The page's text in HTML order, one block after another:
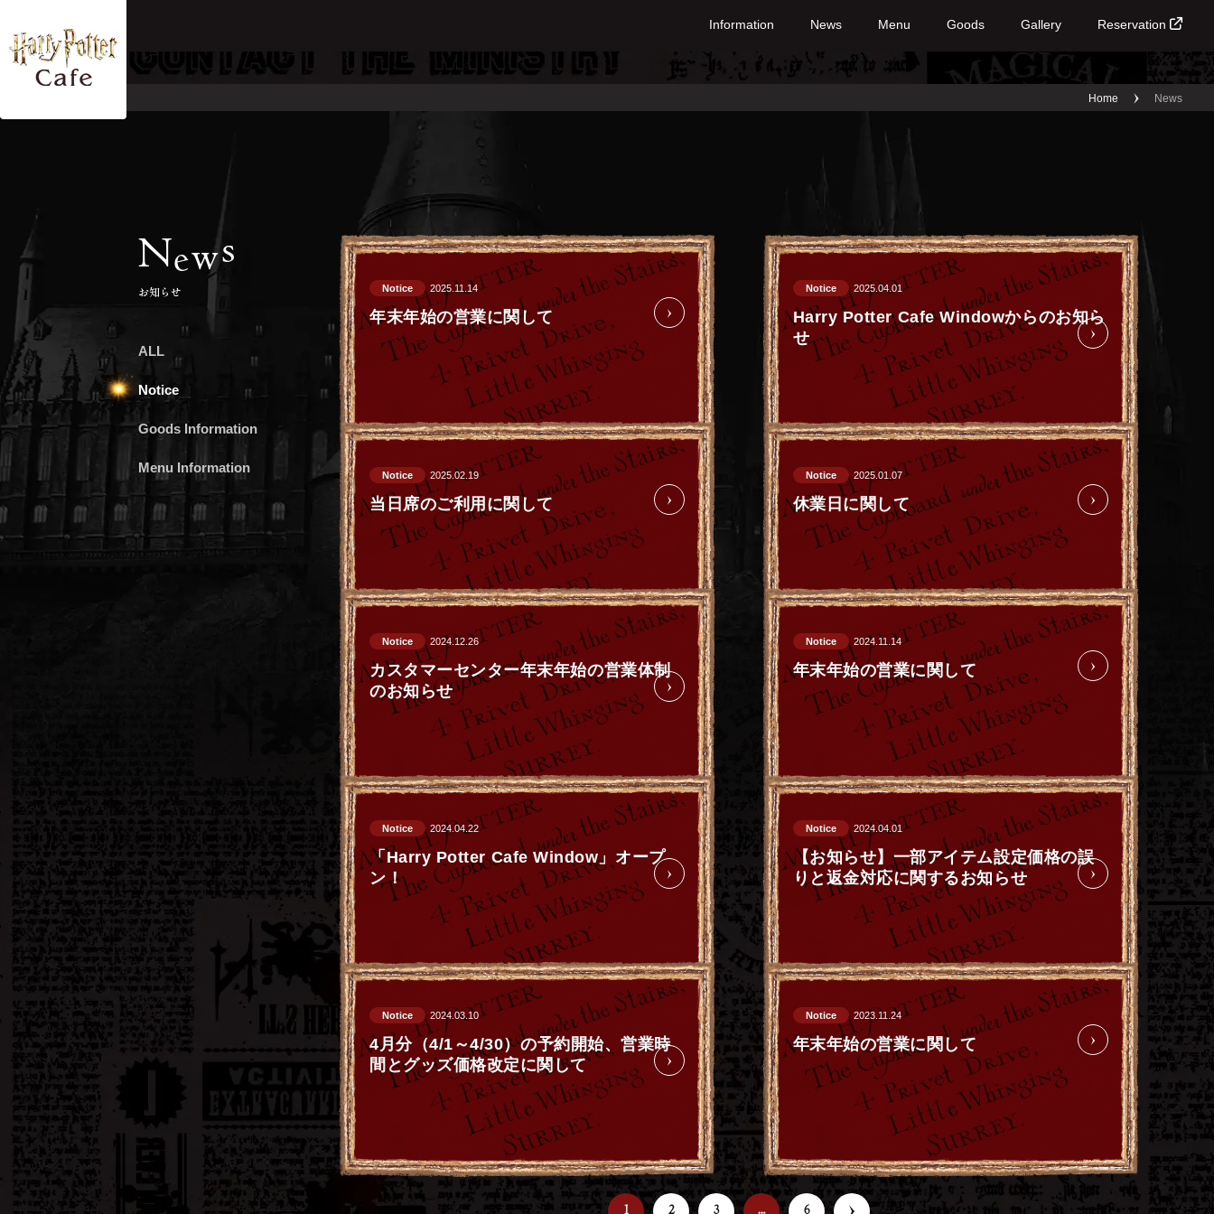
Information News Menu Goods Gallery Reservation
Home News
News
お知らせ
ALL
Notice
Goods Information
Menu Information
Notice 2025.11.14
年末年始の営業に関して
Notice 2025.04.01
Harry Potter Cafe Windowからのお知ら
せ
Notice 2025.02.19
当日席のご利用に関して
Notice 2025.01.07
休業日に関して
Notice 2024.12.26
カスタマーセンター年末年始の営業体制
のお知らせ
Notice 2024.11.14
年末年始の営業に関して
Notice 2024.04.22
「Harry Potter Cafe Window」オープ
ン！
Notice 2024.04.01
【お知らせ】一部アイテム設定価格の誤
りと返金対応に関するお知らせ
Notice 2024.03.10
4月分（4/1～4/30）の予約開始、営業時
間とグッズ価格改定に関して
Notice 2023.11.24
年末年始の営業に関して
1 2 3 … 6